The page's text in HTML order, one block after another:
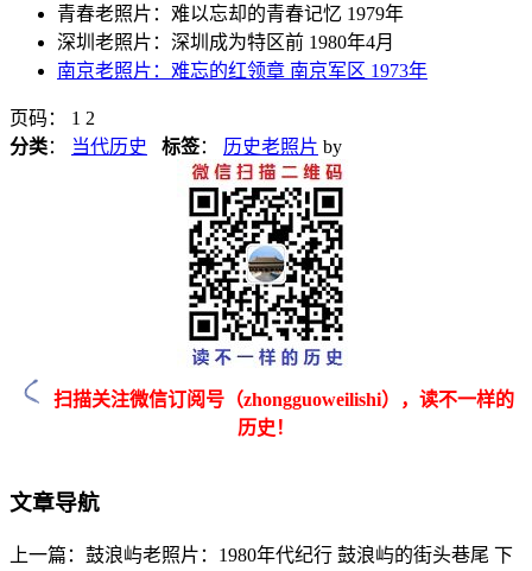
青春老照片：难以忘却的青春记忆 1979年
深圳老照片：深圳成为特区前 1980年4月
南京老照片：难忘的红领章 南京军区 1973年
页码： 1 2
分类： 当代历史 标签： 历史老照片 by
扫描关注微信订阅号（zhongguoweilishi），读不一样的
历史！
文章导航
上一篇：鼓浪屿老照片：1980年代纪行 鼓浪屿的街头巷尾 下